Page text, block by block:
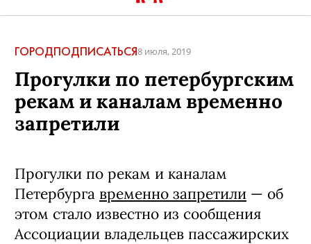
ГОРОДПОДПИСАТЬСЯ8 июля, 2019
Прогулки по петербургским
рекам и каналам временно
запретили
Прогулки по рекам и каналам
Петербурга временно запретили — об
этом стало известно из сообщения
Ассоциации владельцев пассажирских